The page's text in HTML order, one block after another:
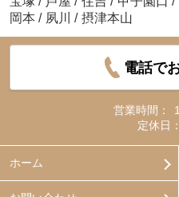
岡本 / 夙川 / 摂津本山
電話で
営業時間：
定休日：
ホーム